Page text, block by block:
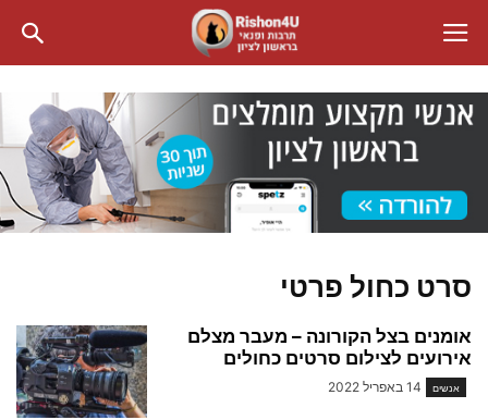
סרט כחול פרטי
אומנים בצל הקורונה – מעבר מצלם
אירועים לצילום סרטים כחולים
אנשים 14 באפריל 2022